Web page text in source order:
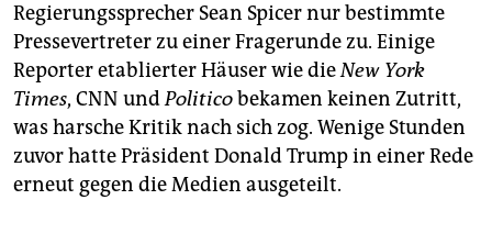
unterstützen
abo
genossenschaft
epaper login
Regierungssprecher Sean Spicer nur bestimmte
Pressevertreter zu einer Fragerunde zu. Einige
Reporter etablierter Häuser wie dieNew York
Times, CNN undPoliticobekamen keinen Zutritt,
was harsche Kritik nach sich zog. Wenige Stunden
zuvor hatte Präsident Donald Trump in einer Rede
erneut gegen die Medien ausgeteilt.